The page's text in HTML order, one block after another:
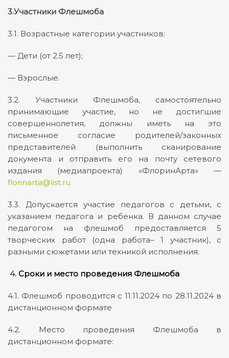
3.Участники Флешмоба
3.1. Возрастные категории участников:
— Дети (от 2.5 лет);
— Взрослые.
3.2. Участники Флешмоба, самостоятельно
принимающие участие, но не достигшие
совершеннолетия, должны иметь на это
письменное согласие родителей/законных
представителей (выполнить сканирование
документа и отправить его на почту сетевого
издания (медиапроекта) «ФлоринАрта» —
florinarta@list.ru
3.3. Допускается участие педагогов с детьми, с
указанием педагога и ребенка. В данном случае
педагогом на флешмоб предоставляется 5
творческих работ (одна работа– 1 участник), с
разными сюжетами или техникой исполнения.
4. Сроки и место проведения Флешмоба
4.1. Флешмоб проводится с 11.11.2024 по 28.11.2024 в
дистанционном формате
4.2. Место проведения Флешмоба в
дистанционном формате: